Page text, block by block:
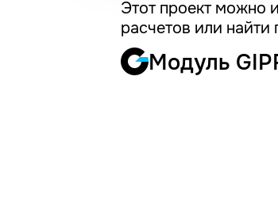
Этот проект можно
расчетов или
Модуль